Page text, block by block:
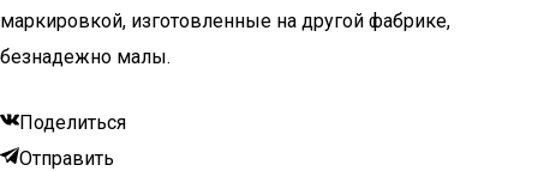
маркировкой, изготовленные на другой фабрике,
безнадежно малы.
Поделиться
Отправить